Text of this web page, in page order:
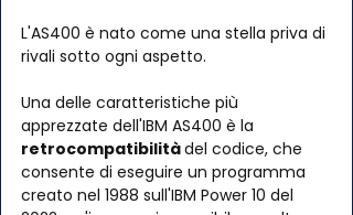
L'AS400 è nato come una stella priva di
rivali sotto ogni aspetto.
Una delle caratteristiche più
apprezzate dell'IBM AS400 è la
retrocompatibilità del codice, che
consente di eseguire un programma
creato nel 1988 sull'IBM Power 10 del